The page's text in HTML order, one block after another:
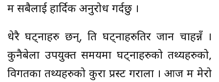
म सबैलाई हार्दिक अनुरोध गर्दछु ।
धेरै घट्नाहरु छन्, ति घट्नाहरुतिर जान चाहन्नँ ।
कुनैबेला उपयुक्त समयमा घट्नाहरुको तथ्यहरुको,
विगतका तथ्यहरुको कुरा प्रस्ट गरौंला । आज म मेरो